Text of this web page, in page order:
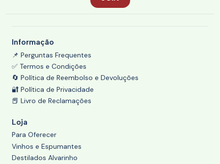
Informação
📌 Perguntas Frequentes
✅ Termos e Condições
🔄 Política de Reembolso e Devoluções
🔐 Política de Privacidade
📕 Livro de Reclamações
Loja
Para Oferecer
Vinhos e Espumantes
Destilados Alvarinho